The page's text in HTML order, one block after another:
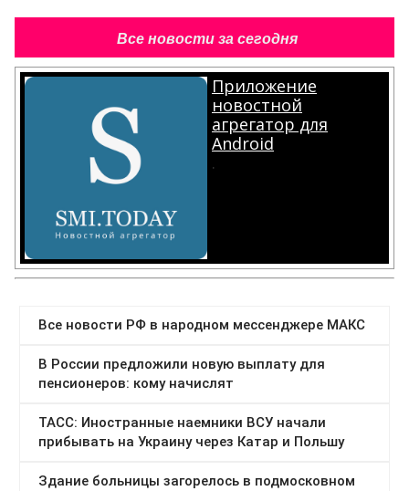
Все новости за сегодня
Приложение
новостной
агрегатор для
Android
.